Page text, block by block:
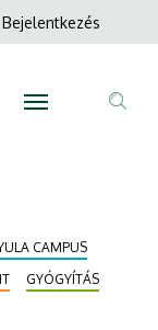
Anonim
menüje
Bejelentkezés
CAMPUS
GYÓGYÍTÁS